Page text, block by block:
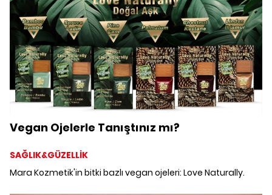
Vegan Ojelerle Tanıştınız mı?
SAĞLIK&GÜZELLİK
Mara Kozmetik'in bitki bazlı vegan ojeleri: Love Naturally.